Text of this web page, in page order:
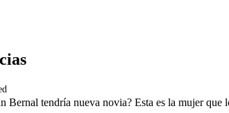
Bernal tendría nueva novia? Esta es la mujer que